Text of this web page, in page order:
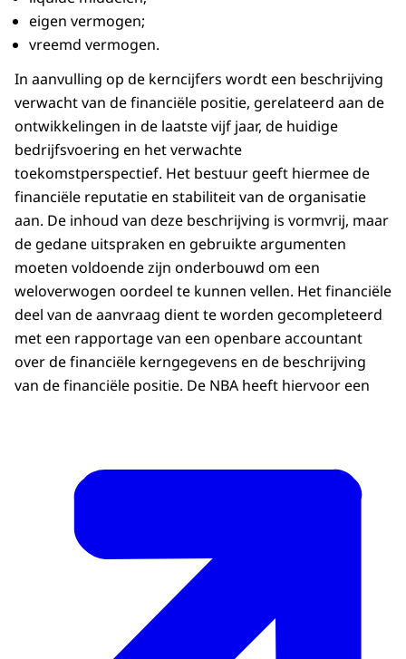
eigen vermogen;
vreemd vermogen.
In aanvulling op de kerncijfers wordt een beschrijving
verwacht van de financiële positie, gerelateerd aan de
ontwikkelingen in de laatste vijf jaar, de huidige
bedrijfsvoering en het verwachte
toekomstperspectief. Het bestuur geeft hiermee de
financiële reputatie en stabiliteit van de organisatie
aan. De inhoud van deze beschrijving is vormvrij, maar
de gedane uitspraken en gebruikte argumenten
moeten voldoende zijn onderbouwd om een
weloverwogen oordeel te kunnen vellen. Het financiële
deel van de aanvraag dient te worden gecompleteerd
met een rapportage van een openbare accountant
over de financiële kerngegevens en de beschrijving
van de financiële positie. De NBA heeft hiervoor een